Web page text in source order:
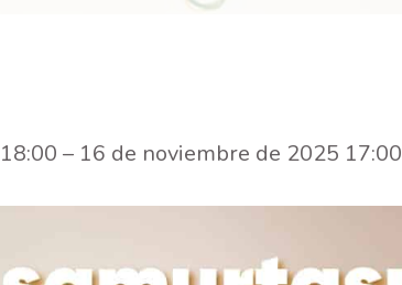
– 16 de noviembre de 2025 17:00